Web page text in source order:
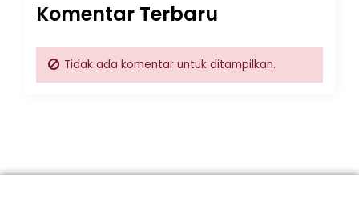
Komentar Terbaru
Tidak ada komentar untuk ditampilkan.